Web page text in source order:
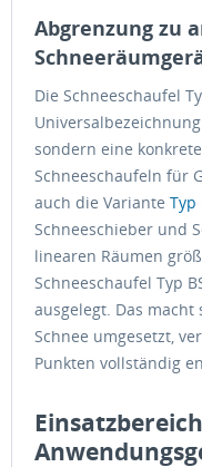
Abgrenzung zu
Die Schneeschaufel
sondern eine
Schneeschaufeln für
auch die Variante Typ
Schneeschieber und
linearen Räumen
Schneeschaufel Typ
ausgelegt. Das
Schnee umgesetzt,
Punkten vollständig